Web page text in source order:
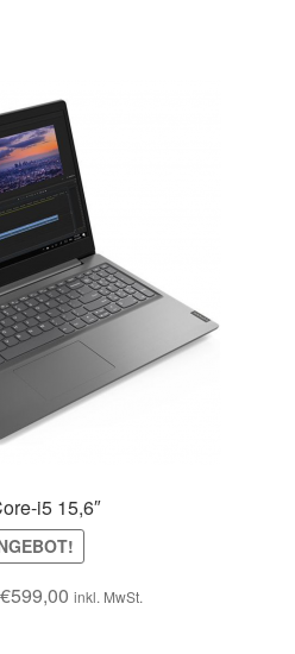
i5 15,6″
€599,00 inkl. MwSt.